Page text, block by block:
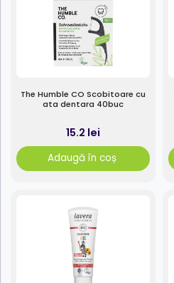
The Humble CO Scobitoare cu
ata dentara 40buc
15.2 lei
Adaugă în coș